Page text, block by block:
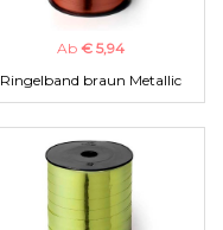
Ab € 5,94
Ringelband braun Metallic